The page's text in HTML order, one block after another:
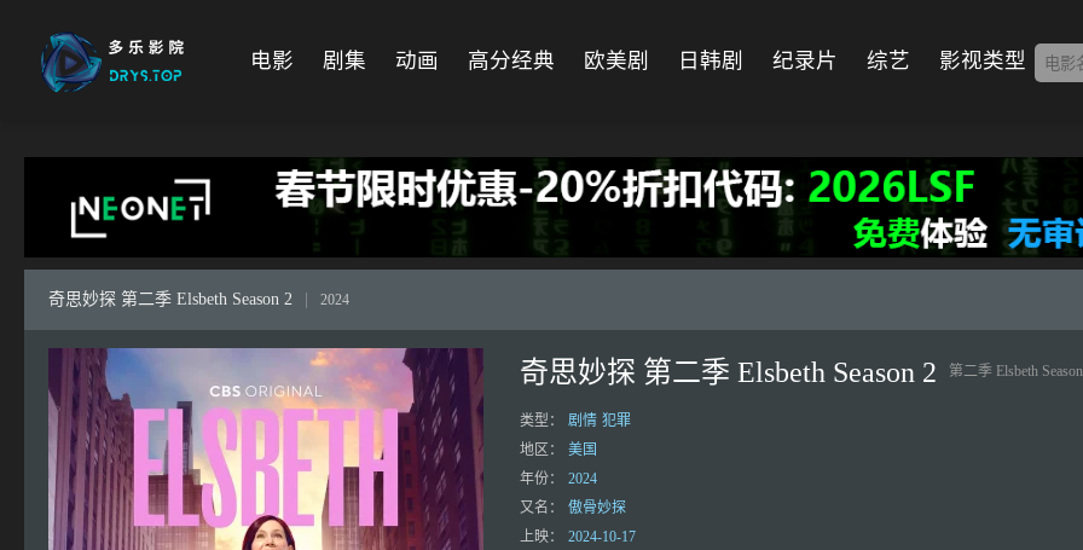
电影 剧集 动画 高分经典 欧美剧 日韩剧 纪录片 综艺 影视类型
奇思妙探 第二季 Elsbeth Season 2 2024
奇思妙探 第二季 Elsbeth Season 2 第二季 Elsbeth
类型： 剧情 犯罪
地区：
美国
年份：
2024
又名：
傲骨妙探
上映：
2024-10-17